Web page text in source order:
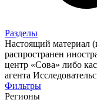
Разделы
Настоящий материал
распространен
центр «Сова» либо
агента
Фильтры
Регионы